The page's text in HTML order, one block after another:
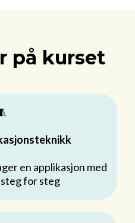
på kurset
en applikasjon med
for steg